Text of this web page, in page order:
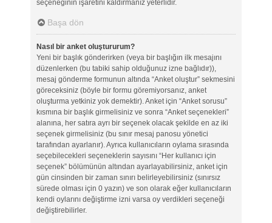
seçeneğinin işaretini kaldırmanız yeterlidir.
Başa dön
Nasıl bir anket oluştururum?
Yeni bir başlık gönderirken (veya bir başlığın ilk mesajını
düzenlerken (bu tabiki sahip olduğunuz izne bağlıdır)),
mesaj gönderme formunun altında “Anket oluştur” sekmesini
göreceksiniz (böyle bir formu göremiyorsanız, anket
oluşturma yetkiniz yok demektir). Anket için “Anket sorusu”
kısmına bir başlık girmelisiniz ve sonra “Anket seçenekleri”
alanına, her satıra ayrı bir seçenek olacak şekilde en az iki
seçenek girmelisiniz (bu sınır mesaj panosu yönetici
tarafından ayarlanır). Ayrıca kullanıcıların oylama sırasında
seçebilecekleri seçeneklerin sayısını “Her kullanıcı için
seçenek” bölümünün altından ayarlayabilirsiniz, anket için
gün cinsinden bir zaman sınırı belirleyebilirsiniz (sınırsız
sürede olması için 0 yazın) ve son olarak eğer kullanıcıların
kendi oylarını değiştirme izni varsa oy verdikleri seçeneği
değiştirebilirler.